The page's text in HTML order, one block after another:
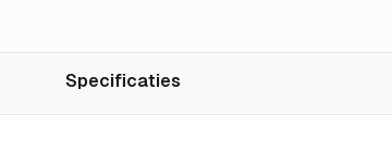
Specificaties